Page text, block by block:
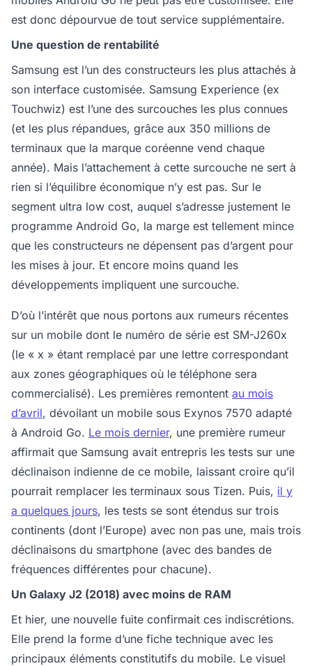
est donc dépourvue de tout service supplémentaire.
Une question de rentabilité
Samsung est l’un des constructeurs les plus attachés à
son interface customisée. Samsung Experience (ex
Touchwiz) est l’une des surcouches les plus connues
(et les plus répandues, grâce aux 350 millions de
terminaux que la marque coréenne vend chaque
année). Mais l’attachement à cette surcouche ne sert à
rien si l’équilibre économique n’y est pas. Sur le
segment ultra low cost, auquel s’adresse justement le
programme Android Go, la marge est tellement mince
que les constructeurs ne dépensent pas d’argent pour
les mises à jour. Et encore moins quand les
développements impliquent une surcouche.
D’où l’intérêt que nous portons aux rumeurs récentes
sur un mobile dont le numéro de série est SM-J260x
(le « x » étant remplacé par une lettre correspondant
aux zones géographiques où le téléphone sera
commercialisé). Les premières remontent au mois
d’avril, dévoilant un mobile sous Exynos 7570 adapté
à Android Go. Le mois dernier, une première rumeur
affirmait que Samsung avait entrepris les tests sur une
déclinaison indienne de ce mobile, laissant croire qu’il
pourrait remplacer les terminaux sous Tizen. Puis, il y
a quelques jours, les tests se sont étendus sur trois
continents (dont l’Europe) avec non pas une, mais trois
déclinaisons du smartphone (avec des bandes de
fréquences différentes pour chacune).
Un Galaxy J2 (2018) avec moins de RAM
Et hier, une nouvelle fuite confirmait ces indiscrétions.
Elle prend la forme d’une fiche technique avec les
principaux éléments constitutifs du mobile. Le visuel